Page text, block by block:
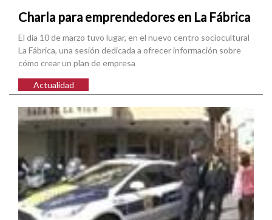
Charla para emprendedores en La Fábrica
El día 10 de marzo tuvo lugar, en el nuevo centro sociocultural
La Fábrica, una sesión dedicada a ofrecer información sobre
cómo crear un plan de empresa
Actualidad